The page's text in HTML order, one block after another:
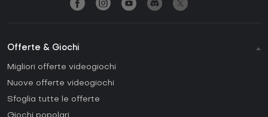
Offerte & Giochi
Migliori offerte videogiochi
Nuove offerte videogiochi
Sfoglia tutte le offerte